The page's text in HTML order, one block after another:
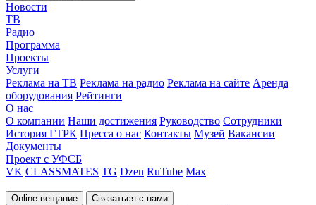
Новости
ТВ
Радио
Программа
Проекты
Услуги
Реклама на ТВ Реклама на радио Реклама на сайте Аренда
оборудования Рейтинги
О нас
О компании Наши достижения Руководство Сотрудники
История ГТРК Пресса о нас Контакты Музей Вакансии
Документы
Проект с УФСБ
VK CLASSMATES TG Dzen RuTube Max
Online вещание Связаться с нами